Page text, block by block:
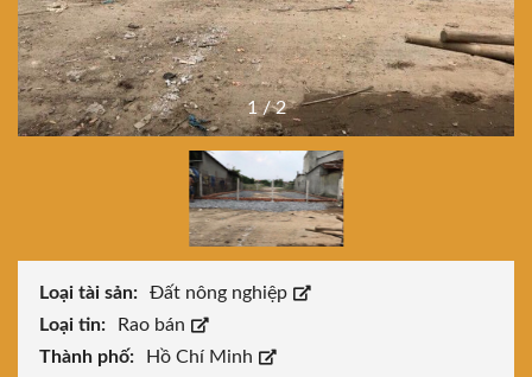
1/2
Loại tài sản:
Đất nông nghiệp
Loại tin:
Rao bán
Thành phố:
Hồ Chí Minh